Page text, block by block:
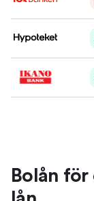
Bolån